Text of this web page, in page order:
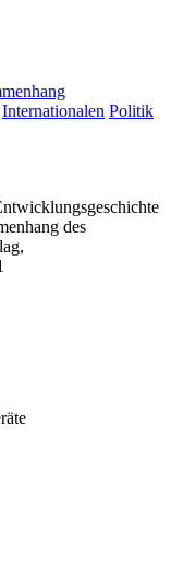
Internationalen Politik
des